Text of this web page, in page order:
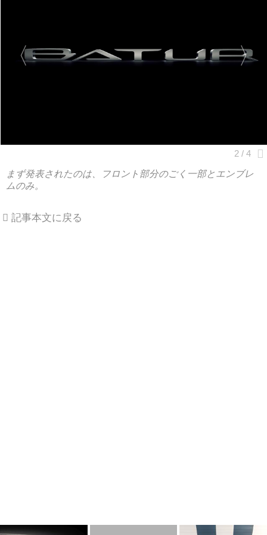
まず発表されたのは、フロント部分のごく一部とエンブレ
ムのみ。
記事本文に戻る